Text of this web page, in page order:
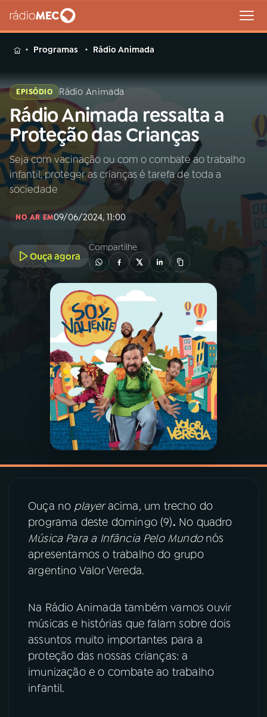
MENU
Buscar
na
Rádio
MEC
Buscar
Início AO VIVO
01INÍCIO
02A RÁDIO
PROGRAMAÇÃO
PROGRAMAS
PODCASTS
VIDEOCASTS
ÚLTIMAS
ACOMPANHE A RÁDIO MEC
YouTube Facebook
TikTok
Programas Rádio Animada
EPISÓDIO Rádio Animada
Rádio Animada ressalta a
Proteção das Crianças
Seja com vacinação ou com o combate ao trabalho
infantil, proteger as crianças é tarefa de toda a
sociedade
NO AR EM09/06/2024, 11:00
Ouça agora
Compartilhe
Ouça no playeracima, um trecho do
programa deste domingo (9). No quadro
Música Para a Infância Pelo Mundonós
apresentamos o trabalho do grupo
argentino Valor Vereda.
Na Rádio Animada também vamos ouvir
músicas e histórias que falam sobre dois
assuntos muito importantes para a
proteção das nossas crianças: a
imunização e o combate ao trabalho
infantil.